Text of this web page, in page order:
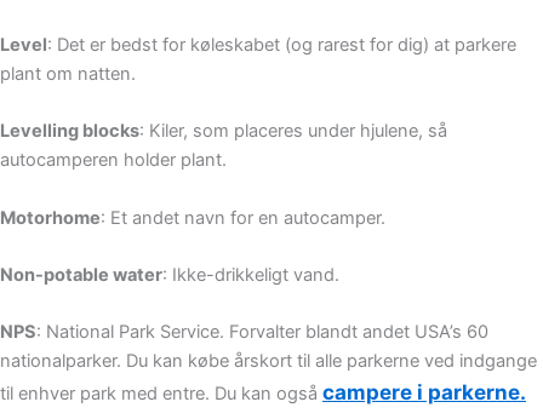
Level: Det er bedst for køleskabet (og rarest for dig) at parkere
plant om natten.
Levelling blocks: Kiler, som placeres under hjulene, så
autocamperen holder plant.
Motorhome: Et andet navn for en autocamper.
Non-potable water: Ikke-drikkeligt vand.
NPS: National Park Service. Forvalter blandt andet USA’s 60
nationalparker. Du kan købe årskort til alle parkerne ved indgange
til enhver park med entre. Du kan også campere i parkerne.